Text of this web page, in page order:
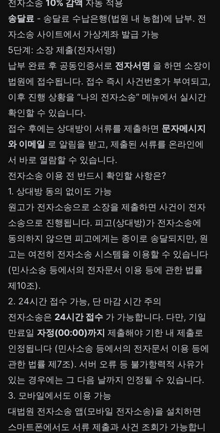
전자소송 10% 감액 자동 적용
송달료 - 송달료 수납은행(법원 내 농협)에 납부. 전
자소송 사이트에서 가상계좌 발급 가능
5단계: 소장 제출(전자서명)
납부 완료 후 공동인증서로 전자서명 을 하면 소장이
법원에 접수됩니다. 접수 즉시 사건번호가 부여되고,
이후 진행 상황을 “나의 전자소송” 메뉴에서 실시간
확인할 수 있습니다.
접수 후에는 상대방이 서류를 제출하면 문자메시지
와 이메일 로 알림을 받고, 제출된 서류를 온라인에
서 바로 열람할 수 있습니다.
전자소송 이용 전 반드시 확인할 사항은?
1. 상대방 동의 없이도 가능
원고가 전자소송으로 소장을 제출하면 사건이 전자
소송으로 진행됩니다. 피고(상대방)가 전자소송에
동의하지 않으면 피고에게는 종이로 송달되지만, 원
고는 여전히 전자소송 시스템을 이용할 수 있습니다
(민사소송 등에서의 전자문서 이용 등에 관한 법률
제10조).
2. 24시간 접수 가능, 단 마감 시간 주의
전자소송은 24시간 접수 가 가능합니다. 다만, 기일
만료일 자정(00:00)까지 제출해야 기한 내 제출로
인정됩니다 (민사소송 등에서의 전자문서 이용 등에
관한 법률 제7조). 서버 오류 등 불가항력적 사유가
있는 경우에는 그 다음 날까지 인정될 수 있습니다.
3. 모바일에서도 이용 가능
대법원 전자소송 앱(모바일 전자소송)을 설치하면
스마트폰에서도 서류 제출과 사건 조회가 가능합니